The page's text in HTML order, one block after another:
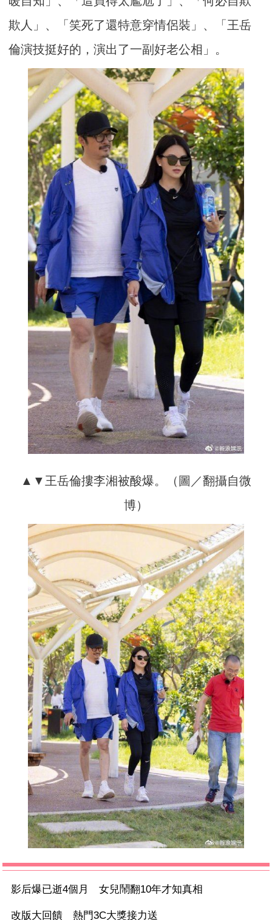
欺人」、「笑死了還特意穿情侶裝」、「王岳
倫演技挺好的，演出了一副好老公相」。
▲▼王岳倫摟李湘被酸爆。（圖／翻攝自微
博）
影后爆已逝4個月 女兒鬧翻10年才知真相
改版大回饋 熱門3C大獎接力送